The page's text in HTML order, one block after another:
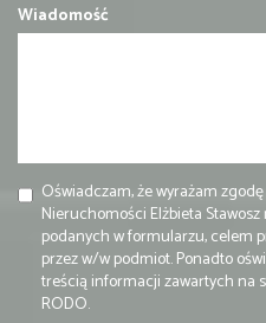
Wiadomość
Oświadczam, że wyrażam
Nieruchomości Elżbieta
podanych w formularzu, celem
przez w/w podmiot. Ponadto
treścią informacji zawartych na
RODO.